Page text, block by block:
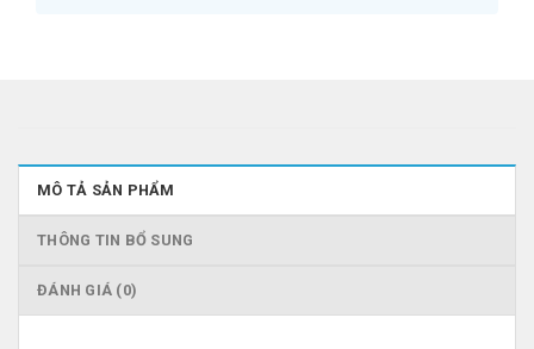
MÔ TẢ SẢN PHẨM
THÔNG TIN BỔ SUNG
ĐÁNH GIÁ (0)